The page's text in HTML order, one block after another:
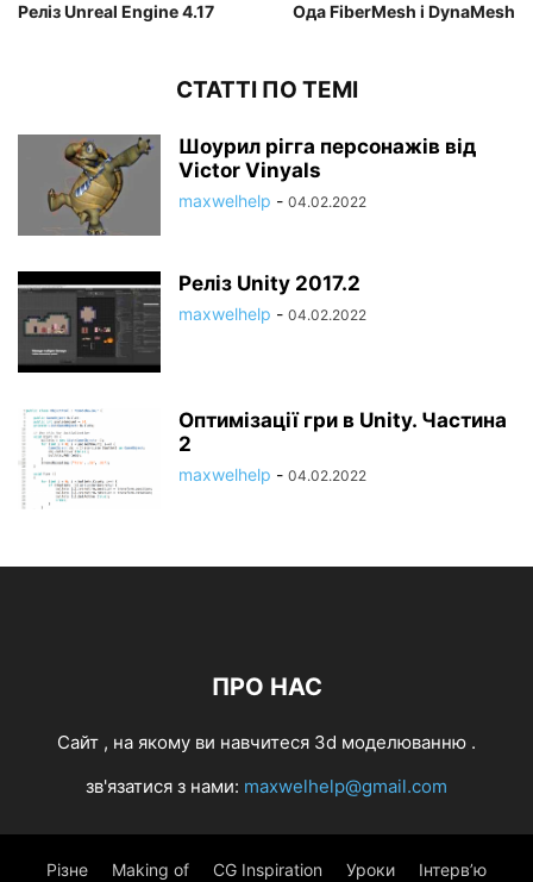
Реліз Unreal Engine 4.17 Ода FiberMesh і DynaMesh
СТАТТІ ПО ТЕМІ
Шоурил рігга персонажів від
Victor Vinyals
maxwelhelp - 04.02.2022
Реліз Unity 2017.2
maxwelhelp - 04.02.2022
Оптимізації гри в Unity. Частина
2
maxwelhelp - 04.02.2022
ПРО НАС
Cайт , на якому ви навчитеся 3d моделюванню .
зв'язатися з нами: maxwelhelp@gmail.com
Різне Making of CG Inspiration Уроки Інтерв’ю